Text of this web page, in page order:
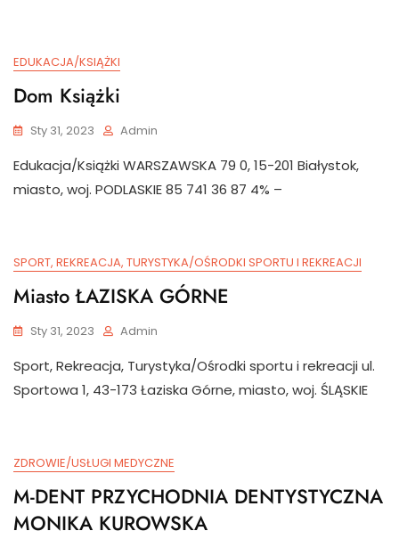
EDUKACJA/KSIĄŻKI
Dom Książki
Sty 31, 2023 Admin
Edukacja/Książki WARSZAWSKA 79 0, 15-201 Białystok,
miasto, woj. PODLASKIE 85 741 36 87 4% –
SPORT, REKREACJA, TURYSTYKA/OŚRODKI SPORTU I REKREACJI
Miasto ŁAZISKA GÓRNE
Sty 31, 2023 Admin
Sport, Rekreacja, Turystyka/Ośrodki sportu i rekreacji ul.
Sportowa 1, 43-173 Łaziska Górne, miasto, woj. ŚLĄSKIE
ZDROWIE/USŁUGI MEDYCZNE
M-DENT PRZYCHODNIA DENTYSTYCZNA
MONIKA KUROWSKA